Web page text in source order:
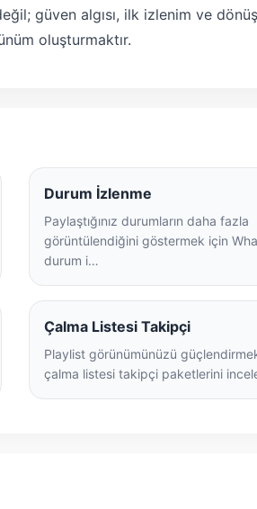
güven algısı, ilk izlenim ve
oluşturmaktır.
Durum İzlenme
Paylaştığınız durumların daha fazla
görüntülendiğini göstermek için
durum i…
Çalma Listesi Takipçi
Playlist görünümünüzü
çalma listesi takipçi paketlerini